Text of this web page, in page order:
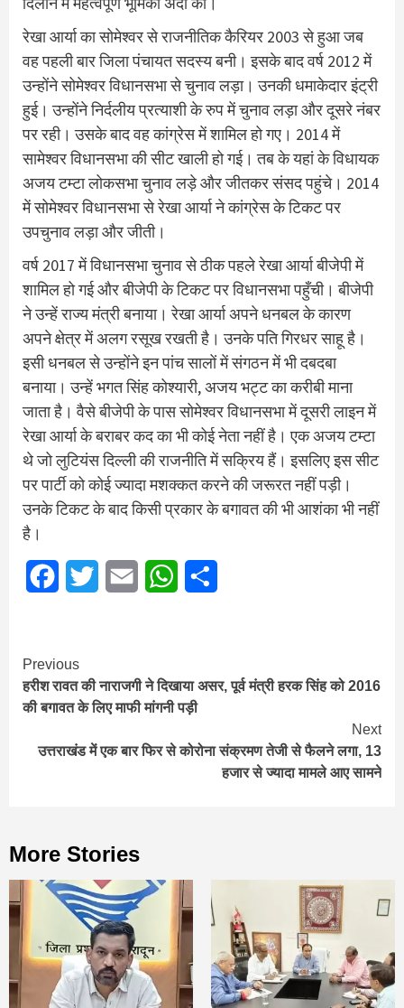
रेखा आर्या का सोमेश्वर से राजनीतिक कैरियर 2003 से हुआ जब
वह पहली बार जिला पंचायत सदस्य बनी। इसके बाद वर्ष 2012 में
उन्होंने सोमेश्वर विधानसभा से चुनाव लड़ा। उनकी धमाकेदार इंट्री
हुई। उन्होंने निर्दलीय प्रत्याशी के रुप में चुनाव लड़ा और दूसरे नंबर
पर रही। उसके बाद वह कांग्रेस में शामिल हो गए। 2014 में
सामेश्वर विधानसभा की सीट खाली हो गई। तब के यहां के विधायक
अजय टम्टा लोकसभा चुनाव लड़े और जीतकर संसद पहुंचे। 2014
में सोमेश्वर विधानसभा से रेखा आर्या ने कांग्रेस के टिकट पर
उपचुनाव लड़ा और जीती।
वर्ष 2017 में विधानसभा चुनाव से ठीक पहले रेखा आर्या बीजेपी में
शामिल हो गई और बीजेपी के टिकट पर विधानसभा पहुँची। बीजेपी
ने उन्हें राज्य मंत्री बनाया। रेखा आर्या अपने धनबल के कारण
अपने क्षेत्र में अलग रसूख रखती है। उनके पति गिरधर साहू है।
इसी धनबल से उन्होंने इन पांच सालों में संगठन में भी दबदबा
बनाया। उन्हें भगत सिंह कोश्यारी, अजय भट्ट का करीबी माना
जाता है। वैसे बीजेपी के पास सोमेश्वर विधानसभा में दूसरी लाइन में
रेखा आर्या के बराबर कद का भी कोई नेता नहीं है। एक अजय टम्टा
थे जो लुटियंस दिल्ली की राजनीति में सक्रिय हैं। इसलिए इस सीट
पर पार्टी को कोई ज्यादा मशक्कत करने की जरूरत नहीं पड़ी।
उनके टिकट के बाद किसी प्रकार के बगावत की भी आशंका भी नहीं
है।
FacebookTwitter Email WhatsApp
Continue
Reading
Previous
हरीश रावत की नाराजगी ने दिखाया असर, पूर्व मंत्री हरक सिंह को 2016
की बगावत के लिए माफी मांगनी पड़ी
Next
उत्तराखंड में एक बार फिर से कोरोना संक्रमण तेजी से फैलने लगा, 13
हजार से ज्यादा मामले आए सामने
More Stories